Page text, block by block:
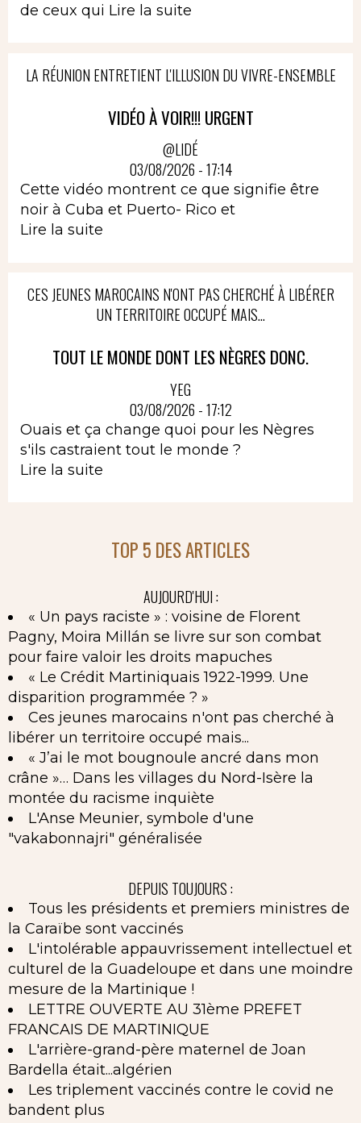
de ceux qui Lire la suite
LA RÉUNION ENTRETIENT L'ILLUSION DU VIVRE-ENSEMBLE
VIDÉO À VOIR!!! URGENT
@LIDÉ
03/08/2026 - 17:14
Cette vidéo montrent ce que signifie être
noir à Cuba et Puerto- Rico et
Lire la suite
CES JEUNES MAROCAINS N'ONT PAS CHERCHÉ À LIBÉRER
UN TERRITOIRE OCCUPÉ MAIS...
TOUT LE MONDE DONT LES NÈGRES DONC.
YEG
03/08/2026 - 17:12
Ouais et ça change quoi pour les Nègres
s'ils castraient tout le monde ?
Lire la suite
TOP 5 DES ARTICLES
AUJOURD'HUI :
« Un pays raciste » : voisine de Florent
Pagny, Moira Millán se livre sur son combat
pour faire valoir les droits mapuches
« Le Crédit Martiniquais 1922-1999. Une
disparition programmée ? »
Ces jeunes marocains n'ont pas cherché à
libérer un territoire occupé mais...
« J’ai le mot bougnoule ancré dans mon
crâne »… Dans les villages du Nord-Isère la
montée du racisme inquiète
L'Anse Meunier, symbole d'une
"vakabonnajri" généralisée
DEPUIS TOUJOURS :
Tous les présidents et premiers ministres de
la Caraïbe sont vaccinés
L'intolérable appauvrissement intellectuel et
culturel de la Guadeloupe et dans une moindre
mesure de la Martinique !
LETTRE OUVERTE AU 31ème PREFET
FRANCAIS DE MARTINIQUE
L'arrière-grand-père maternel de Joan
Bardella était...algérien
Les triplement vaccinés contre le covid ne
bandent plus